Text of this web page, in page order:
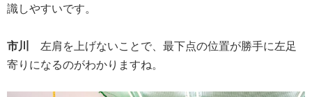
識しやすいです。
市川 左肩を上げないことで、最下点の位置が勝手に左足
寄りになるのがわかりますね。